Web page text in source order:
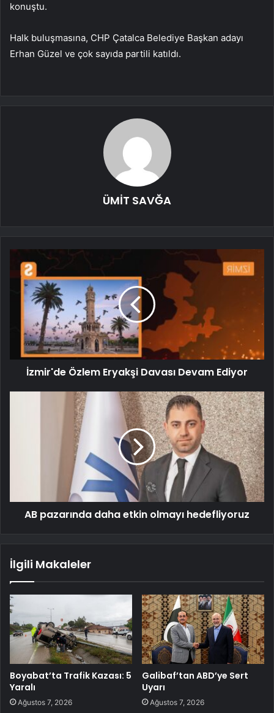
konuştu.
Halk buluşmasına, CHP Çatalca Belediye Başkan adayı
Erhan Güzel ve çok sayıda partili katıldı.
ÜMİT SAVĞA
İzmir'de Özlem Eryakşi Davası Devam Ediyor
AB pazarında daha etkin olmayı hedefliyoruz
İlgili Makaleler
Boyabat’ta Trafik Kazası: 5
Yaralı
Ağustos 7, 2026
Galibaf’tan ABD’ye Sert
Uyarı
Ağustos 7, 2026